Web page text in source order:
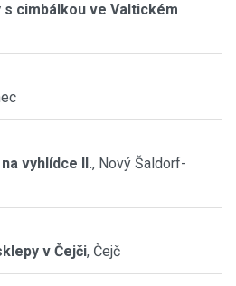
cimbálkou ve Valtickém
vyhlídce II., Nový Šaldorf-
v Čejči, Čejč